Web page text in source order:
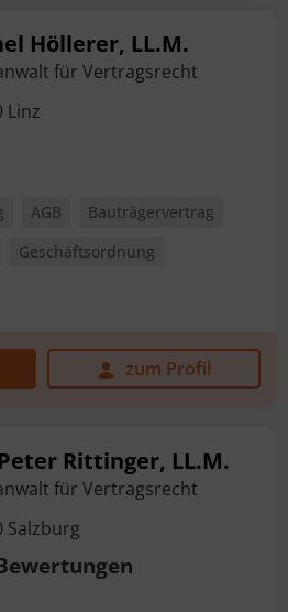
Höllerer, LL.M.
für Vertragsrecht
Linz
AGB
Bauträgervertrag
Geschäftsordnung
zum Profil
Rittinger, LL.M.
für Vertragsrecht
Salzburg